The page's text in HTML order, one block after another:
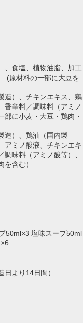
、食塩、植物油脂、加工
(原材料の一部に大豆を
造）、チキンエキス、鶏
香辛料／調味料（アミノ
部に小麦・大豆・鶏肉・
造）、鶏油（国内製
アミノ酸液、チキンエキ
味料（アミノ酸等）、
を含む）
50ml×3 塩味スープ50ml
日より14日間）